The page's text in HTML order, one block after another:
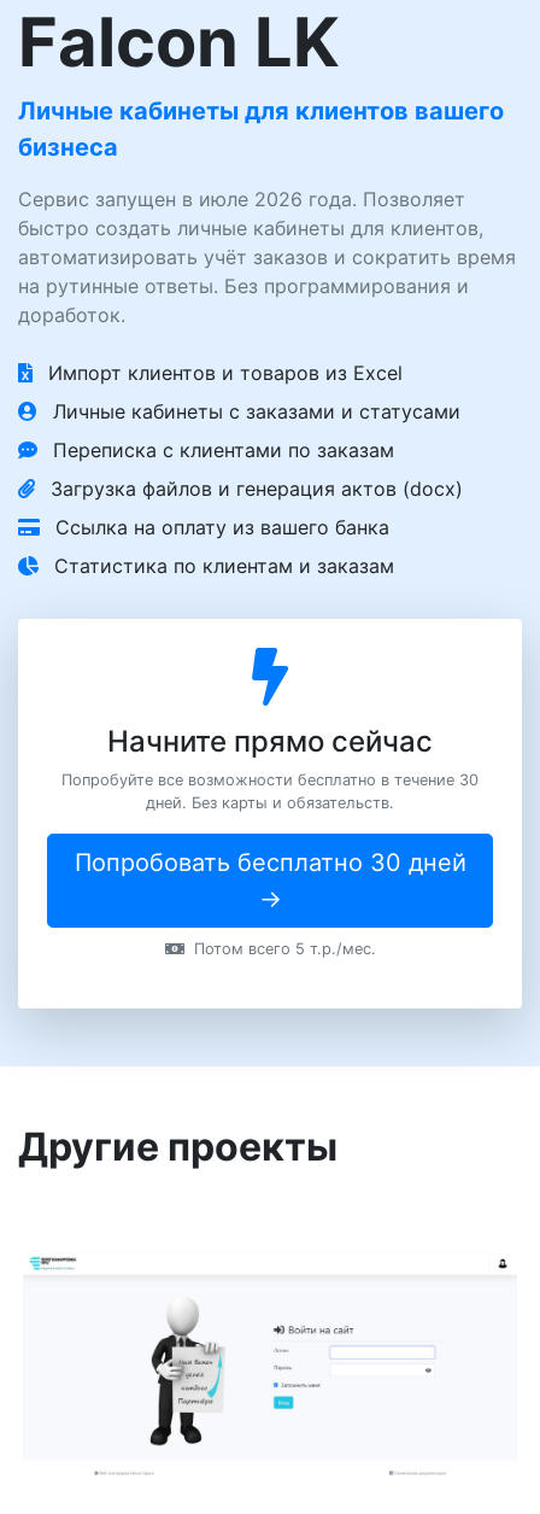
Falcon LK
Личные кабинеты для клиентов вашего
бизнеса
Сервис запущен в июле 2026 года. Позволяет
быстро создать личные кабинеты для клиентов,
автоматизировать учёт заказов и сократить время
на рутинные ответы. Без программирования и
доработок.
Импорт клиентов и товаров из Excel
Личные кабинеты с заказами и статусами
Переписка с клиентами по заказам
Загрузка файлов и генерация актов (docx)
Ссылка на оплату из вашего банка
Статистика по клиентам и заказам
Начните прямо сейчас
Попробуйте все возможности бесплатно в течение 30
дней. Без карты и обязательств.
Попробовать бесплатно 30 дней
→
Потом всего 5 т.р./мес.
Другие проекты